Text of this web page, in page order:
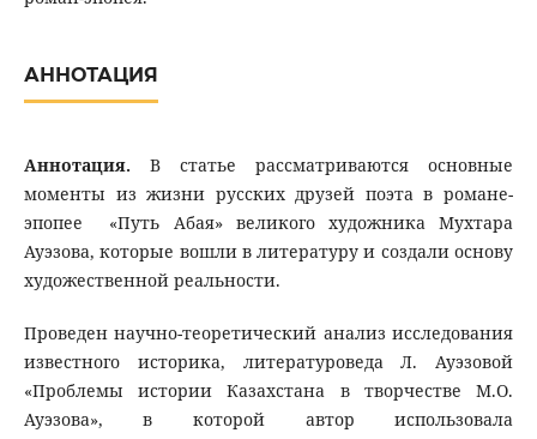
АННОТАЦИЯ
Аннотация. В статье рассматриваются основные
моменты из жизни русских друзей поэта в романе-
эпопее
«Путь Абая» великого художника Мухтара
Ауэзова, которые вошли в литературу и создали основу
художественной реальности.
Проведен научно-теоретический анализ исследования
известного историка, литературоведа Л. Ауэзовой
«Проблемы истории Казахстана в творчестве М.О.
Ауэзова», в которой автор использовала